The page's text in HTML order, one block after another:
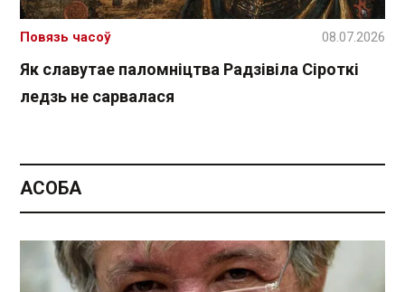
Як славутае паломніцтва Радзівіла Сіроткі
ледзь не сарвалася
Повязь часоў 08.07.2026
АСОБА